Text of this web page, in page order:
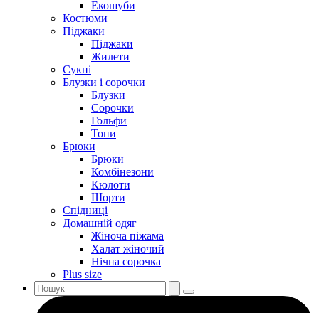
Екошуби
Костюми
Піджаки
Піджаки
Жилети
Сукні
Блузки і сорочки
Блузки
Сорочки
Гольфи
Топи
Брюки
Брюки
Комбінезони
Кюлоти
Шорти
Спідниці
Домашній одяг
Жіноча піжама
Халат жіночий
Нічна сорочка
Plus size